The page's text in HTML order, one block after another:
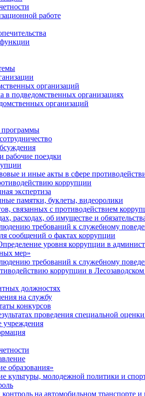
работе
организаций
в подведомственных организациях
организаций
поездки
и иные акты в сфере
коррупции
экспертиза
памятки, буклеты, видеоролики
связанных с противодействием
расходах, об имуществе и
требований к служебному
сообщений о фактах коррупции
уровня коррупции в
мер»
требований к служебному
коррупции в Лесозаводском
должностях
на службу
конкурсов
проведения специальной
учреждения
образования»
культуры, молодежной политики и
на автомобильном транспорте и